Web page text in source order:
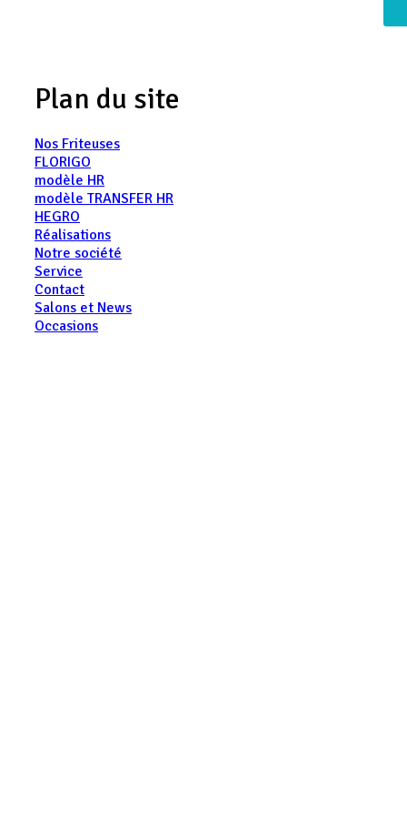
Plan du site
Nos Friteuses
FLORIGO
modèle HR
modèle TRANSFER HR
HEGRO
Réalisations
Notre société
Service
Contact
Salons et News
Occasions